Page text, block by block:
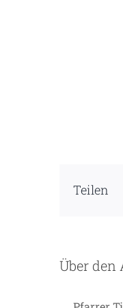
Teilen
Über den